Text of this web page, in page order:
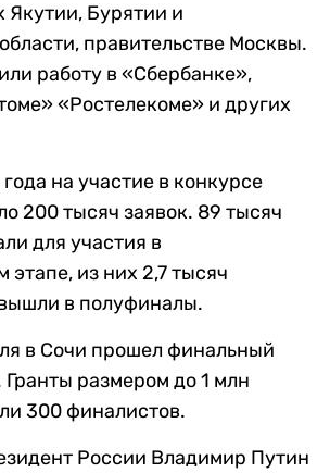
Якутии, Бурятии и
правительстве Москвы.
работу в «Сбербанке»,
«Ростелекоме» и других
на участие в конкурсе
200 тысяч заявок. 89 тысяч
для участия в
этапе, из них 2,7 тысяч
в полуфиналы.
в Сочи прошел финальный
Гранты размером до 1 млн
300 финалистов.
России Владимир Путин